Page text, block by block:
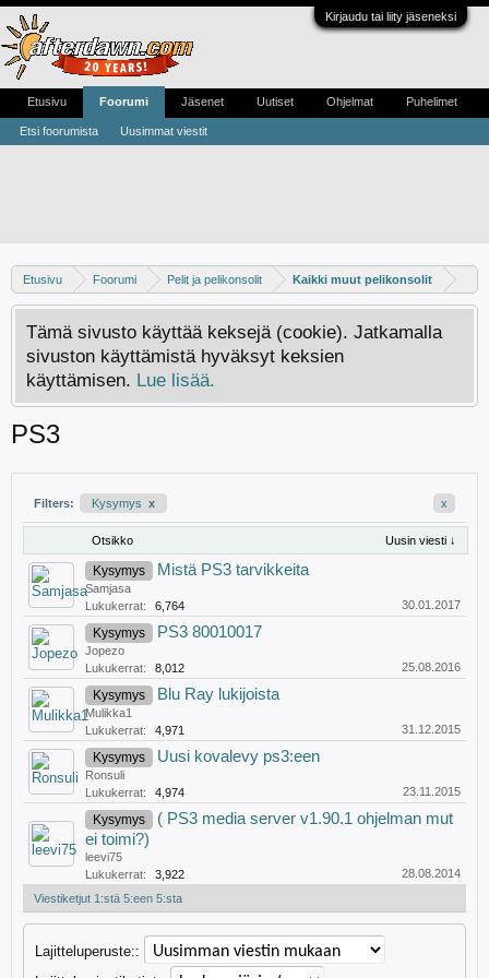
Kirjaudu tai liity jäseneksi
Etusivu Foorumi Pelit ja pelikonsolit Kaikki muut pelikonsolit
Tämä sivusto käyttää keksejä (cookie). Jatkamalla
sivuston käyttämistä hyväksyt keksien
käyttämisen. Lue lisää.
PS3
Filters: Kysymys x x
Otsikko Uusin viesti ↓
Kysymys Mistä PS3 tarvikkeita
Samjasa
Lukukerrat:
6,764 30.01.2017
Kysymys PS3 80010017
Jopezo
Lukukerrat:
8,012 25.08.2016
Kysymys Blu Ray lukijoista
Mulikka1
Lukukerrat:
4,971 31.12.2015
Kysymys Uusi kovalevy ps3:een
Ronsuli
Lukukerrat:
4,974 23.11.2015
Kysymys
( PS3 media server v1.90.1 ohjelman mut
ei toimi?)
leevi75
Lukukerrat:
3,922
28.08.2014
Viestiketjut 1:stä 5:een 5:sta
Lajitteluperuste::
Etusivu Foorumi
Etsi foorumista Uusimmat viestit
Jäsenet Uutiset Ohjelmat Puhelimet